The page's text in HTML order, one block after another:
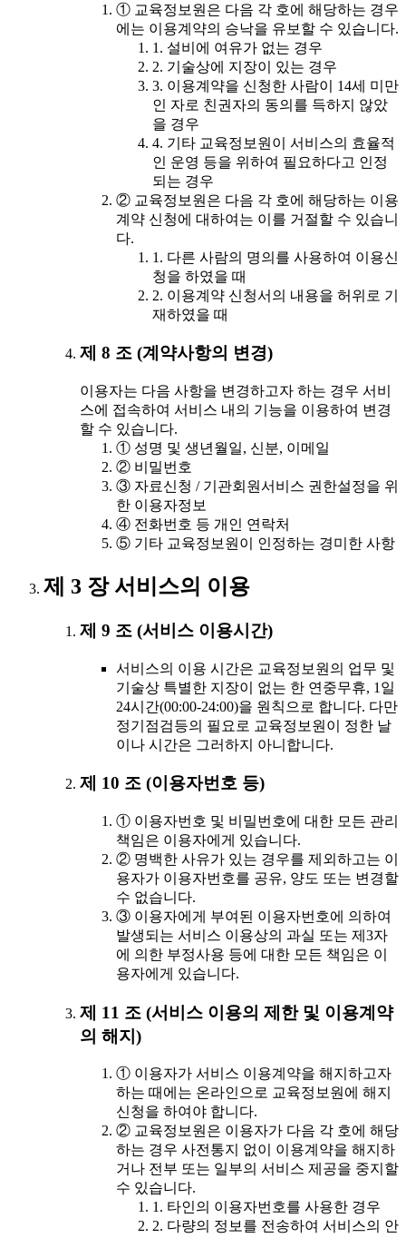
① 교육정보원은 다음 각 호에 해당하는 경우
에는 이용계약의 승낙을 유보할 수 있습니다.
1. 설비에 여유가 없는 경우
2. 기술상에 지장이 있는 경우
3. 이용계약을 신청한 사람이 14세 미만
인 자로 친권자의 동의를 득하지 않았
을 경우
4. 기타 교육정보원이 서비스의 효율적
인 운영 등을 위하여 필요하다고 인정
되는 경우
② 교육정보원은 다음 각 호에 해당하는 이용
계약 신청에 대하여는 이를 거절할 수 있습니
다.
1. 다른 사람의 명의를 사용하여 이용신
청을 하였을 때
2. 이용계약 신청서의 내용을 허위로 기
재하였을 때
제 8 조 (계약사항의 변경)
이용자는 다음 사항을 변경하고자 하는 경우 서비
스에 접속하여 서비스 내의 기능을 이용하여 변경
할 수 있습니다.
① 성명 및 생년월일, 신분, 이메일
② 비밀번호
③ 자료신청 / 기관회원서비스 권한설정을 위
한 이용자정보
④ 전화번호 등 개인 연락처
⑤ 기타 교육정보원이 인정하는 경미한 사항
제 3 장 서비스의 이용
제 9 조 (서비스 이용시간)
서비스의 이용 시간은 교육정보원의 업무 및
기술상 특별한 지장이 없는 한 연중무휴, 1일
24시간(00:00-24:00)을 원칙으로 합니다. 다만
정기점검등의 필요로 교육정보원이 정한 날
이나 시간은 그러하지 아니합니다.
제 10 조 (이용자번호 등)
① 이용자번호 및 비밀번호에 대한 모든 관리
책임은 이용자에게 있습니다.
② 명백한 사유가 있는 경우를 제외하고는 이
용자가 이용자번호를 공유, 양도 또는 변경할
수 없습니다.
③ 이용자에게 부여된 이용자번호에 의하여
발생되는 서비스 이용상의 과실 또는 제3자
에 의한 부정사용 등에 대한 모든 책임은 이
용자에게 있습니다.
제 11 조 (서비스 이용의 제한 및 이용계약
의 해지)
① 이용자가 서비스 이용계약을 해지하고자
하는 때에는 온라인으로 교육정보원에 해지
신청을 하여야 합니다.
② 교육정보원은 이용자가 다음 각 호에 해당
하는 경우 사전통지 없이 이용계약을 해지하
거나 전부 또는 일부의 서비스 제공을 중지할
수 있습니다.
1. 타인의 이용자번호를 사용한 경우
2. 다량의 정보를 전송하여 서비스의 안